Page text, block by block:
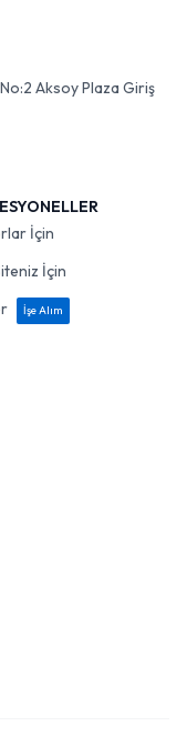
Aksoy Plaza Giriş
İçin
İçin
İşe Alım